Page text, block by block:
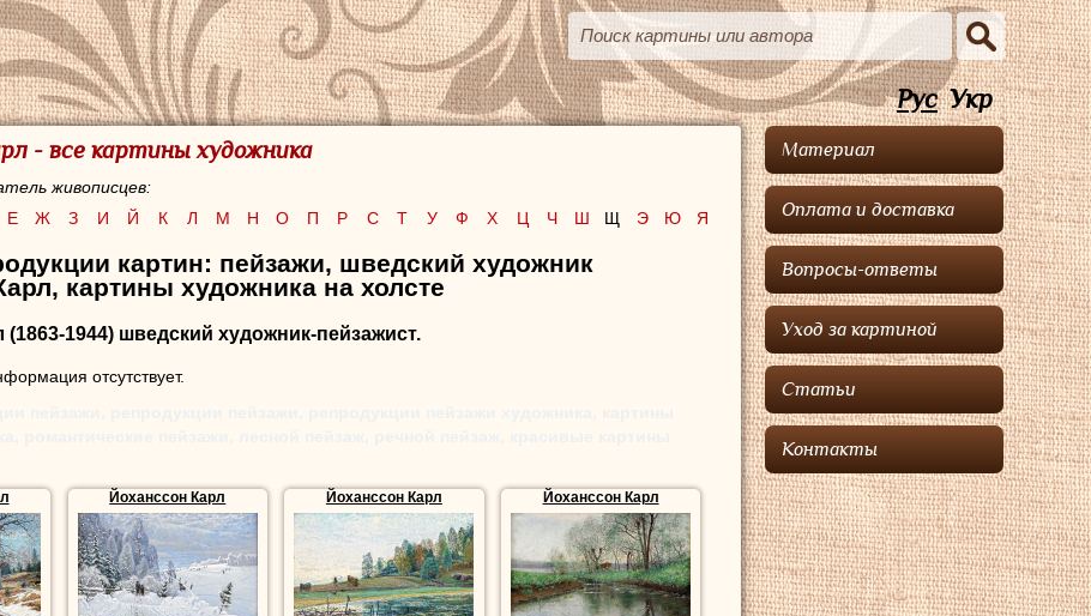
Рус Укр
- все картины художника
живописцев:
Е Ж З И Й К Л М Н О П Р С Т У Ф Х Ц Ч Ш Щ Э Ю Я
картин: пейзажи, шведский художник
картины художника на холсте
(1863-1944) шведский художник-пейзажист.
отсутствует.
Йоханссон Карл Йоханссон Карл Йоханссон Карл
Материал
Оплата и доставка
Вопросы-ответы
Уход за картиной
Статьи
Контакты